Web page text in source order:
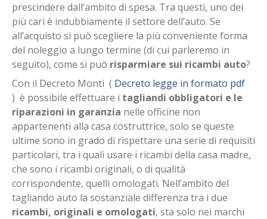
prescindere dall’ambito di spesa. Tra questi, uno dei
più cari è indubbiamente il settore dell’auto. Se
all’acquisto si può scegliere la più conveniente forma
del noleggio a lungo termine (di cui parleremo in
seguito), come si può risparmiare sui ricambi auto?
Con il Decreto Monti ( Decreto legge in formato pdf
) è possibile effettuare i tagliandi obbligatori e le
riparazioni in garanzia nelle officine non
appartenenti alla casa costruttrice, solo se queste
ultime sono in grado di rispettare una serie di requisiti
particolari, tra i quali usare i ricambi della casa madre,
che sono i ricambi originali, o di qualità
corrispondente, quelli omologati. Nell’ambito del
tagliando auto la sostanziale differenza tra i due
ricambi, originali e omologati, sta solo nei marchi